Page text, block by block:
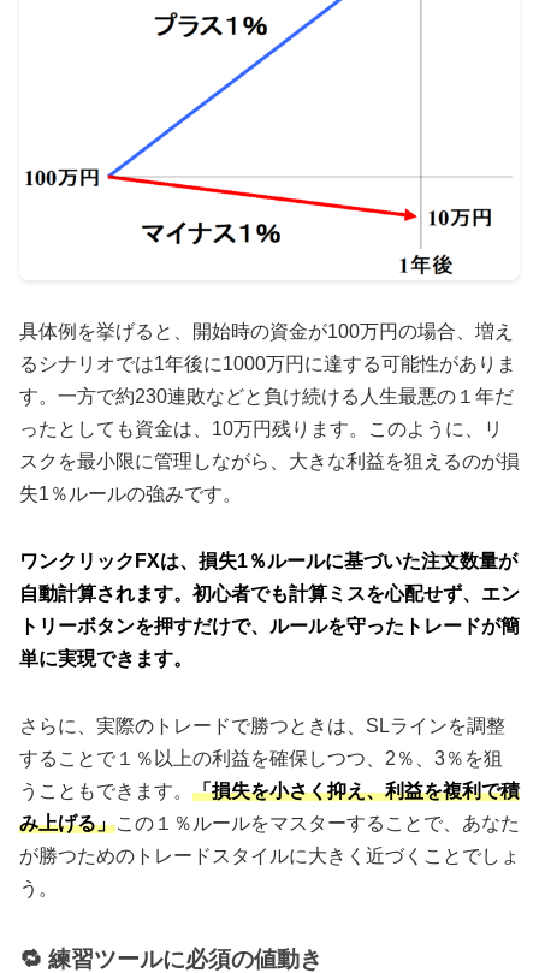
具体例を挙げると、開始時の資金が100万円の場合、増え
るシナリオでは1年後に1000万円に達する可能性がありま
す。一方で約230連敗などと負け続ける人生最悪の１年だ
ったとしても資金は、10万円残ります。このように、リ
スクを最小限に管理しながら、大きな利益を狙えるのが損
失1％ルールの強みです。
ワンクリックFXは、損失1％ルールに基づいた注文数量が
自動計算されます。初心者でも計算ミスを心配せず、エン
トリーボタンを押すだけで、ルールを守ったトレードが簡
単に実現できます。
さらに、実際のトレードで勝つときは、SLラインを調整
することで１％以上の利益を確保しつつ、2％、3％を狙
うこともできます。 「損失を小さく抑え、利益を複利で積
み上げる」この１％ルールをマスターすることで、あなた
が勝つためのトレードスタイルに大きく近づくことでしょ
う。
🔁 練習ツールに必須の値動き